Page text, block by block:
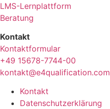
LMS-Lernplattform
Beratung
Kontakt
Kontaktformular
+49 15678-7744-00
kontakt@e4qualification.com
Kontakt
Datenschutzerklärung